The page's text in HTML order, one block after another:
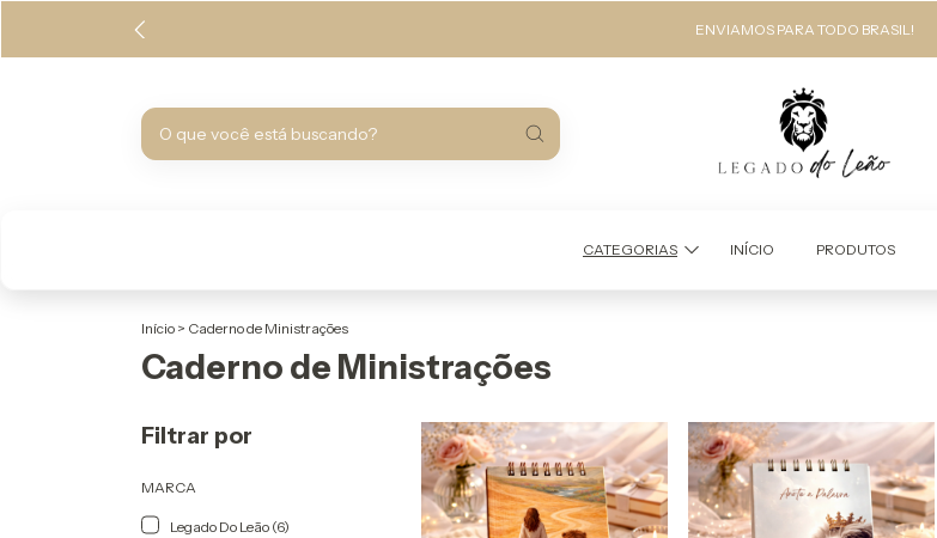
ENVIAMOS PARA TODO BRASIL!
CATEGORIAS INÍCIO PRODUTOS
Início > Caderno de Ministrações
Caderno de Ministrações
Filtrar por
MARCA
Legado Do Leão (6)